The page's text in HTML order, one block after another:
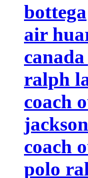
bottega
air
ralph
coach
coach
polo